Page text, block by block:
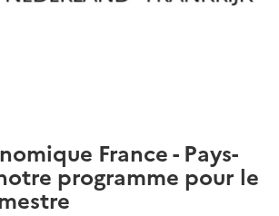
France - Pays-
programme pour le